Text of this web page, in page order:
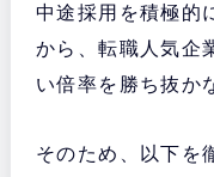
中途採用を積極的
から、転職人気企
い倍率を勝ち抜か
そのため、以下を